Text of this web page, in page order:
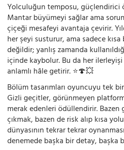
Yolculuğun temposu, güçlendirici
Mantar büyümeyi sağlar ama
çiçeği mesafeyi avantaja çevirir.
her şeyi susturur, ama sadece
değildir; yanlış zamanda
içinde kaybolur. Bu da her
anlamlı hâle getirir. ⭐🍄💥
Bölüm tasarımları oyuncuyu tek
Gizli geçitler, görünmeyen
merak edenleri ödüllendirir. Bazen
çıkmak, bazen de risk alıp kısa
dünyasının tekrar tekrar
denemede başka bir detay, başka